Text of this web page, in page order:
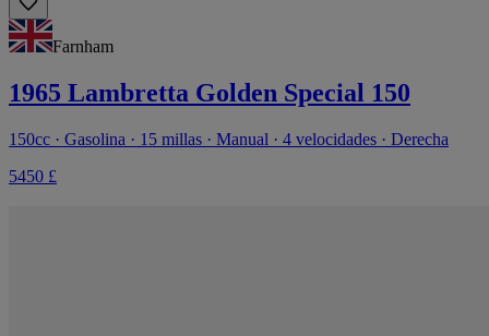
Farnham
1965 Lambretta Golden Special 150
150cc · Gasolina · 15 millas · Manual · 4 velocidades · Derecha
5450 £